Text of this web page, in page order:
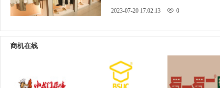
2023-07-20 17:02:13 0
商机在线